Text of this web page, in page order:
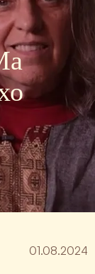
01.08.2024